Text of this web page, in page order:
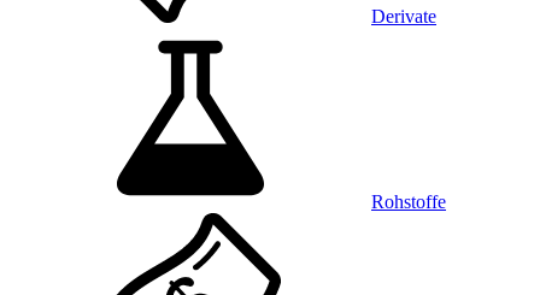
Derivate
Rohstoffe